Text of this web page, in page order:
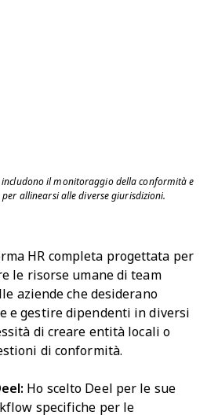
includono il monitoraggio della conformità e
allinearsi alle diverse giurisdizioni.
HR completa progettata per
le risorse umane di team
aziende che desiderano
e gestire dipendenti in diversi
di creare entità locali o
di conformità.
Ho scelto Deel per le sue
specifiche per le